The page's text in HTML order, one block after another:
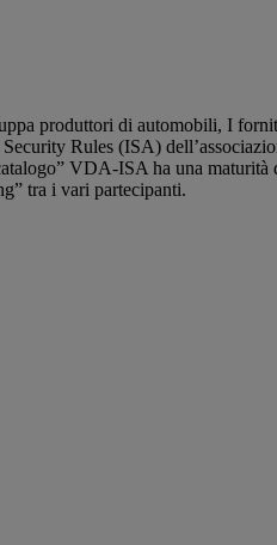
produttori di automobili, I
Rules (ISA)
VDA-ISA ha una
tra i vari partecipanti.